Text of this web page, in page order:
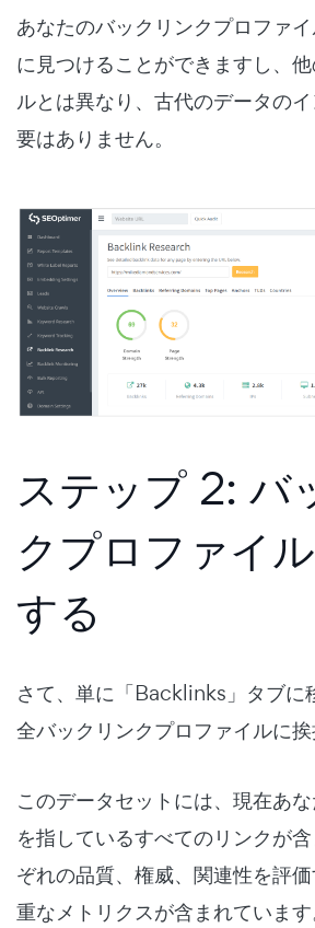
あなたのバックリンクプロファ
に見つけることができますし、
ルとは異なり、古代のデータの
要はありません。
ステップ 2: バ
クプロファイ
する
さて、単に「Backlinks」タブに
全バックリンクプロファイルに挨
このデータセットには、現在あ
を指しているすべてのリンクが
ぞれの品質、権威、関連性を評
重なメトリクスが含まれています